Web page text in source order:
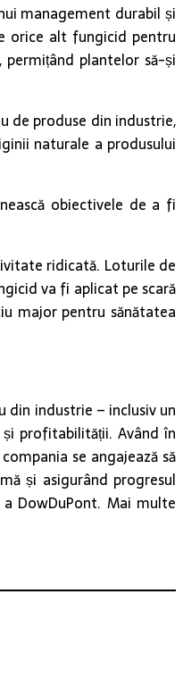
management durabil și
orice alt fungicid pentru
plantelor să-și
de produse din industrie,
naturale a produsului
obiectivele de a fi
ridicată. Loturile de
va fi aplicat pe scară
major pentru sănătatea
industrie – inclusiv un
profitabilității. Având în
se angajează să
și asigurând progresul
DowDuPont. Mai multe